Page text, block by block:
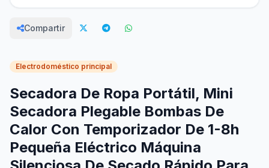
Compartir
Electrodoméstico principal
Secadora De Ropa Portátil, Mini
Secadora Plegable Bombas De
Calor Con Temporizador De 1-8h
Pequeña Eléctrico Máquina